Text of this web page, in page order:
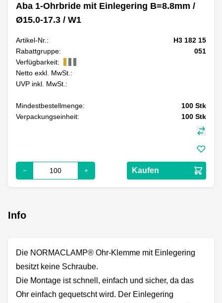
Aba 1-Ohrbride mit Einlegering B=8.8mm /
Ø15.0-17.3 / W1
Artikel-Nr.:
H3 182 15
Rabattgruppe:
051
Verfügbarkeit:
Netto exkl. MwSt.:
UVP inkl. MwSt.:
Mindestbestellmenge: 100 Stk
Verpackungseinheit:
100 Stk
Kaufen
Info
Die NORMACLAMP® Ohr-Klemme mit Einlegering
besitzt keine Schraube.
Die Montage ist schnell, einfach und sicher, da das
Ohr einfach gequetscht wird. Der Einlegering